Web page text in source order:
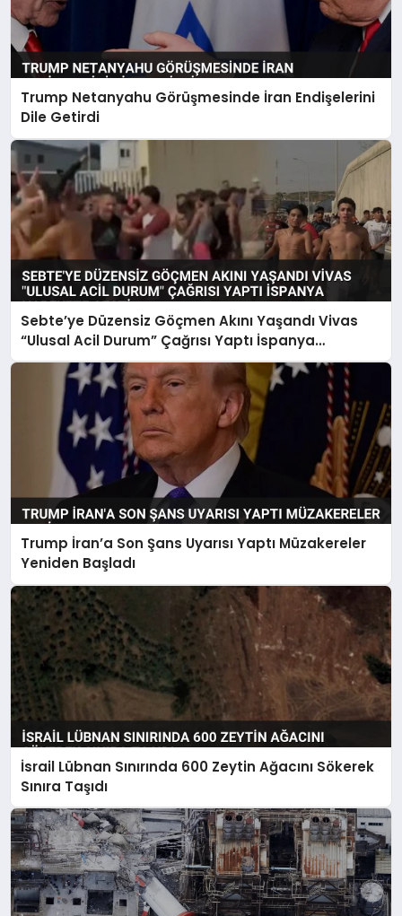
Trump Netanyahu Görüşmesinde İran Endişelerini
Dile Getirdi
Sebte’ye Düzensiz Göçmen Akını Yaşandı Vivas
“Ulusal Acil Durum” Çağrısı Yaptı İspanya
Harekete Geçti
Trump İran’a Son Şans Uyarısı Yaptı Müzakereler
Yeniden Başladı
İsrail Lübnan Sınırında 600 Zeytin Ağacını Sökerek
Sınıra Taşıdı